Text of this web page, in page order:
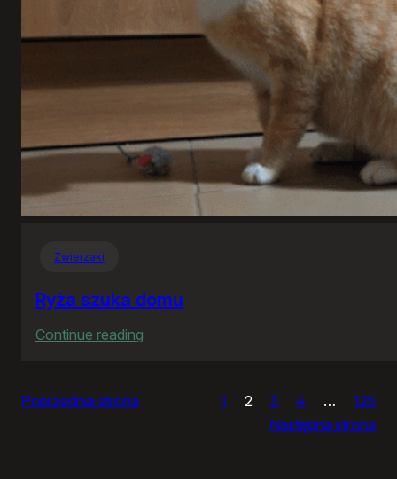
Zwierzaki
Ryża szuka domu
Continue reading
Poprzednia strona 1 2 3 4 …
125
Następna strona